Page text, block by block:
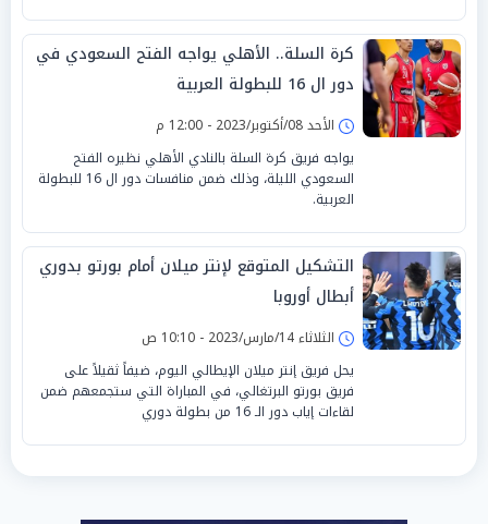
كرة السلة.. الأهلي يواجه الفتح السعودي في
دور ال 16 للبطولة العربية
الأحد 08/أكتوبر/2023 - 12:00 م
يواجه فريق كرة السلة بالنادي الأهلي نظيره الفتح
السعودي الليلة، وذلك ضمن منافسات دور ال 16 للبطولة
العربية.
التشكيل المتوقع لإنتر ميلان أمام بورتو بدوري
أبطال أوروبا
الثلاثاء 14/مارس/2023 - 10:10 ص
يحل فريق إنتر ميلان الإيطالي اليوم، ضيفاً ثقيلاً على
فريق بورتو البرتغالي، في المباراة التي ستجمعهم ضمن
لقاءات إياب دور الـ 16 من بطولة دوري